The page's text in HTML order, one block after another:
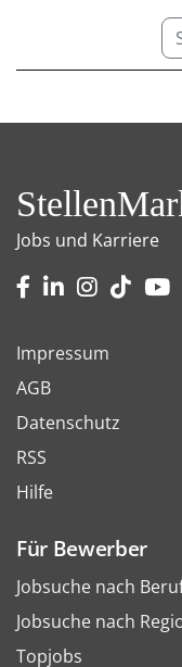
Jobs und Karriere
Impressum
AGB
Datenschutz
RSS
Hilfe
Für Bewerber
Jobsuche nach
Jobsuche nach
Topjobs